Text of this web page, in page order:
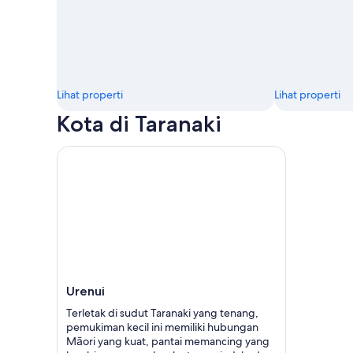
Lihat properti Lihat properti
Kota di Taranaki
Urenui
Terletak di sudut Taranaki yang tenang,
pemukiman kecil ini memiliki hubungan
Māori yang kuat, pantai memancing yang